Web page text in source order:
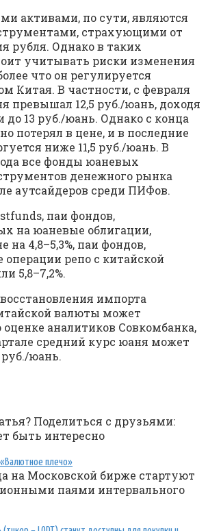
активами, по сути, являются
страхующими от
рубля. Однако в таких
учитывать риски изменения
что он регулируется
Китая. В частности, с февраля
превышал 12,5 руб./юань, доходя
до 13 руб./юань. Однако с конца
потерял в цене, и в последние
ниже 11,5 руб./юань. В
все фонды юаневых
денежного рынка
аутсайдеров среди ПИФов.
паи фондов,
на юаневые облигации,
на 4,8–5,3%, паи фондов,
репо с китайской
5,8–7,2%.
импорта
валюты может
аналитиков Совкомбанка,
средний курс юаня может
руб./юань.
Поделиться с друзьями:
быть интересно
плечо»
на Московской бирже стартуют
паями интервального